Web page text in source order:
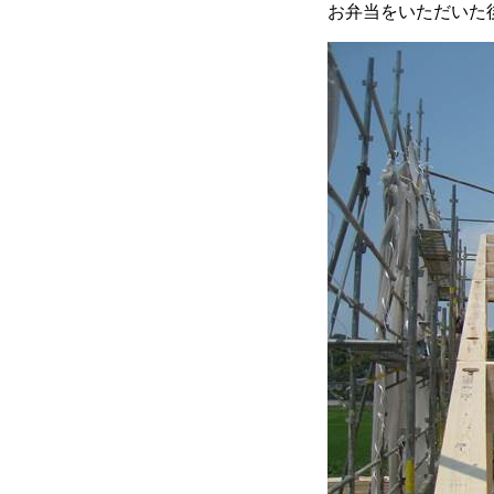
お弁当をいただいた